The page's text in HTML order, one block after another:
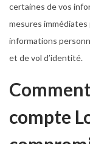
certaines de vos
mesures
informations
et de vol d’identité.
compte